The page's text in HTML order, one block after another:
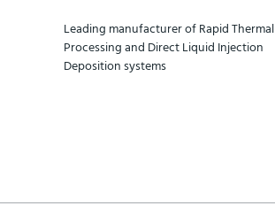
Leading manufacturer of Rapid Thermal
Processing and Direct Liquid Injection
Deposition systems